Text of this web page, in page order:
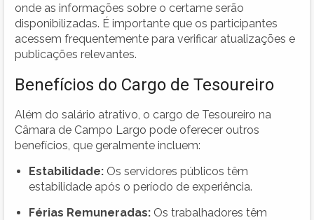
onde as informações sobre o certame serão
disponibilizadas. É importante que os participantes
acessem frequentemente para verificar atualizações e
publicações relevantes.
Benefícios do Cargo de Tesoureiro
Além do salário atrativo, o cargo de Tesoureiro na
Câmara de Campo Largo pode oferecer outros
benefícios, que geralmente incluem:
Estabilidade: Os servidores públicos têm
estabilidade após o período de experiência.
Férias Remuneradas: Os trabalhadores têm